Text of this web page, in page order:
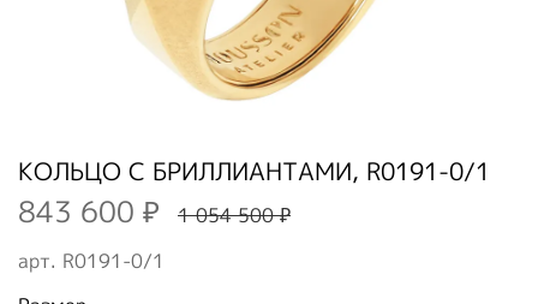
арт. R0191-0/1
КОЛЬЦО С БРИЛЛИАНТАМИ, R0191-0/1
843 600 ₽ 1 054 500 ₽